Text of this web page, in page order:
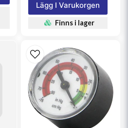
Lägg I Varukorgen
Finns i lager